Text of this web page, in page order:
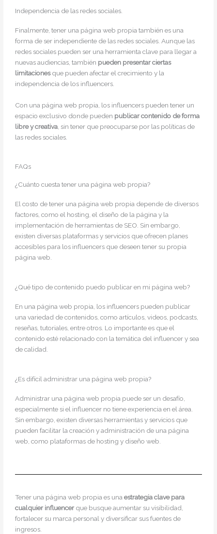
Independencia de las redes sociales.
Finalmente, tener una página web propia también es una
forma de ser independiente de las redes sociales. Aunque las
redes sociales pueden ser una herramienta clave para llegar a
nuevas audiencias, también pueden presentar ciertas
limitacionesque pueden afectar el crecimiento y la
independencia de los influencers.
Con una página web propia, los influencers pueden tener un
espacio exclusivo donde pueden publicar contenido de forma
libre y creativa , sin tener que preocuparse por las políticas de
las redes sociales.
FAQs
¿Cuánto cuesta tener una página web propia?
El costo de tener una página web propia depende de diversos
factores, como el hosting, el diseño de la página y la
implementación de herramientas de SEO. Sin embargo,
existen diversas plataformas y servicios que ofrecen planes
accesibles para los influencers que deseen tener su propia
página web.
¿Qué tipo de contenido puedo publicar en mi página web?
En una página web propia, los influencers pueden publicar
una variedad de contenidos, como artículos, videos, podcasts,
reseñas, tutoriales, entre otros. Lo importante es que el
contenido esté relacionado con la temática del influencer y sea
de calidad.
¿Es difícil administrar una página web propia?
Administrar una página web propia puede ser un desafío,
especialmente si el influencer no tiene experiencia en el área.
Sin embargo, existen diversas herramientas y servicios que
pueden facilitar la creación y administración de una página
web, como plataformas de hosting y diseño web.
Tener una página web propia es unaestrategia clave para
cualquier influencer que busque aumentar su visibilidad,
fortalecer su marca personal y diversificar sus fuentes de
ingresos.